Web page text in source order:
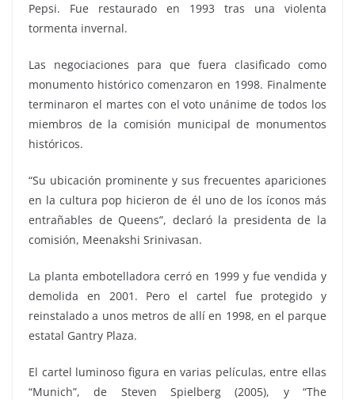
Pepsi. Fue restaurado en 1993 tras una violenta
tormenta invernal.
Las negociaciones para que fuera clasificado como
monumento histórico comenzaron en 1998. Finalmente
terminaron el martes con el voto unánime de todos los
miembros de la comisión municipal de monumentos
históricos.
“Su ubicación prominente y sus frecuentes apariciones
en la cultura pop hicieron de él uno de los íconos más
entrañables de Queens”, declaró la presidenta de la
comisión, Meenakshi Srinivasan.
La planta embotelladora cerró en 1999 y fue vendida y
demolida en 2001. Pero el cartel fue protegido y
reinstalado a unos metros de allí en 1998, en el parque
estatal Gantry Plaza.
El cartel luminoso figura en varias películas, entre ellas
“Munich”, de Steven Spielberg (2005), y “The